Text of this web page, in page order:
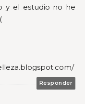
y el estudio no he
Responder